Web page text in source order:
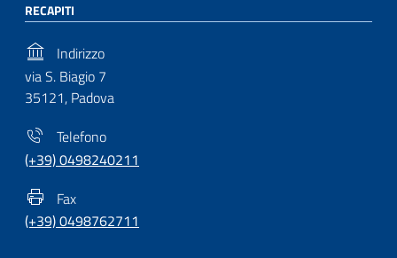
RECAPITI
Indirizzo
via S. Biagio 7
35121, Padova
Telefono
(+39) 0498240211
Fax
(+39) 0498762711